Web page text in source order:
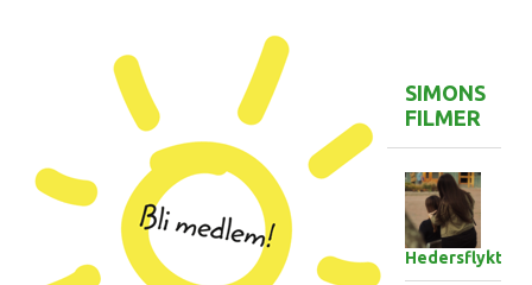
SIMONS
FILMER
Hedersflykten